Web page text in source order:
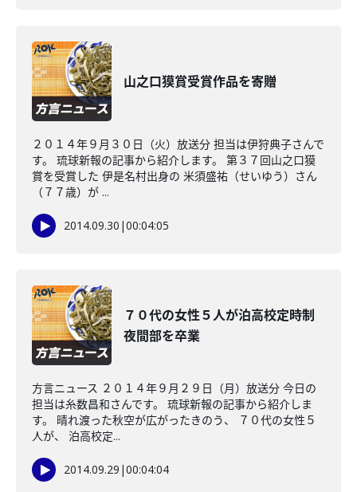
山之口獏賞受賞作品を寄贈
２０１４年９月３０日（火）放送分 担当は伊狩典子さんで
す。 琉球新報の記事から紹介します。 第３７回山之口獏
賞を受賞した 伊是名村出身の 米須盛祐（せいゆう）さん
（７７歳）が ...
2014.09.30 |00:04:05
７０代の女性５人が泊高校定時制
夜間部を卒業
方言ニュース ２０１４年９月２９日（月）放送分 今日の
担当は糸数昌和さんです。 琉球新報の記事から紹介しま
す。 晴れ渡った秋空が広がったきのう、 ７０代の女性５
人が、 泊高校定...
2014.09.29 |00:04:04